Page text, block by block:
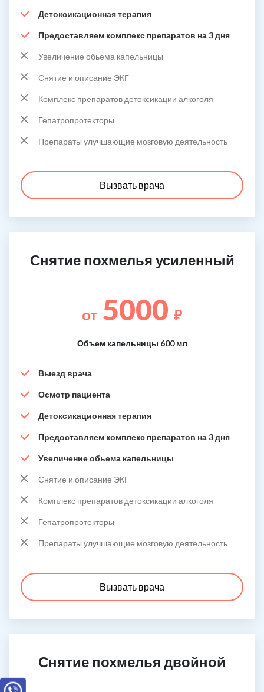
Детоксикационная терапия
Предоставляем комплекс препаратов на 3 дня
Увеличение обьема капельницы
Снятие и описание ЭКГ
Комплекс препаратов детоксикации алкоголя
Гепатропротекторы
Препараты улучшающие мозговую деятельность
Вызвать врача
Снятие похмелья усиленный
от 5000 ₽
Объем капельницы 600 мл
Выезд врача
Осмотр пациента
Детоксикационная терапия
Предоставляем комплекс препаратов на 3 дня
Увеличение обьема капельницы
Снятие и описание ЭКГ
Комплекс препаратов детоксикации алкоголя
Гепатропротекторы
Препараты улучшающие мозговую деятельность
Вызвать врача
Снятие похмелья двойной